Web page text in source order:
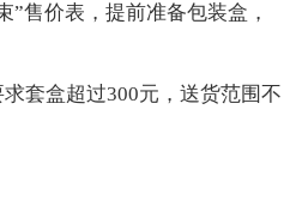
价表，提前准备包装盒，
盒超过300元，送货范围不